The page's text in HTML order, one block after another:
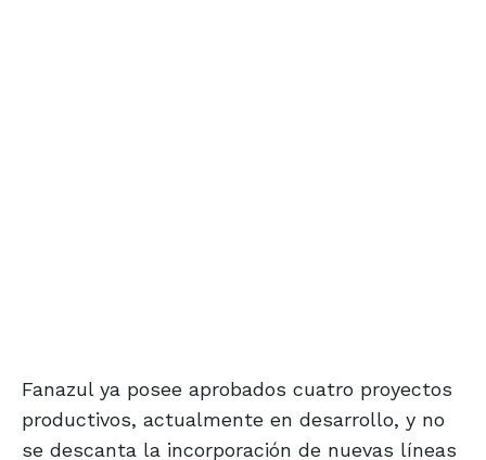
Fanazul ya posee aprobados cuatro proyectos
productivos, actualmente en desarrollo, y no
se descanta la incorporación de nuevas líneas